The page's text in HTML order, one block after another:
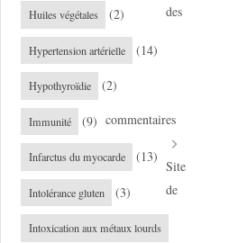
Huiles végétales (2)
Hypertension artérielle (14)
Hypothyroïdie (2)
Immunité (9)
Infarctus du myocarde (13)
Intolérance gluten (3)
Intoxication aux métaux lourds
des
commentaires
Site
de